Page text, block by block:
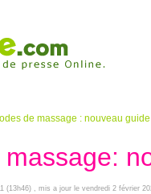
de massage : nouveau
(13h46) , mis a jour le vendredi 2 février